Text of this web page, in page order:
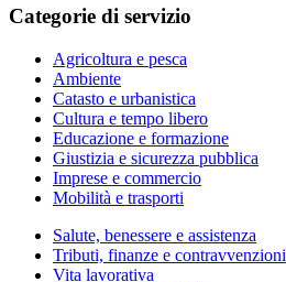
Categorie di servizio
Agricoltura e pesca
Ambiente
Catasto e urbanistica
Cultura e tempo libero
Educazione e formazione
Giustizia e sicurezza pubblica
Imprese e commercio
Mobilità e trasporti
Salute, benessere e assistenza
Tributi, finanze e contravvenzioni
Vita lavorativa